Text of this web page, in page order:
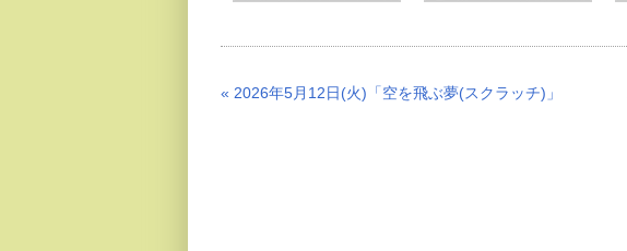
« 2026年5月12日(火)「空を飛ぶ夢(スクラッチ)」